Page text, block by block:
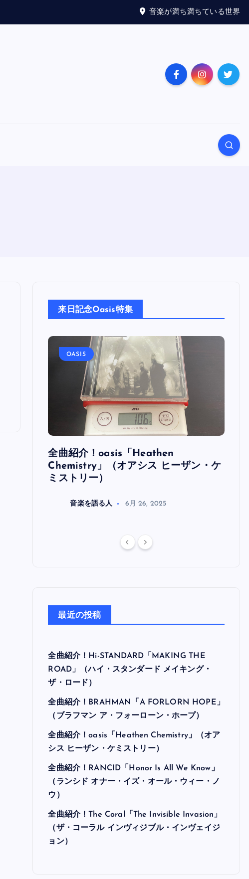
音楽が満ち満ちている世界
来日記念Oasis特集
OASIS
全曲紹介！oasis「Heathen
Chemistry」（オアシス ヒーザン・ケ
ミストリー）
音楽を語る人 6月 26, 2025
最近の投稿
全曲紹介！Hi-STANDARD「MAKING THE
ROAD」（ハイ・スタンダード メイキング・
ザ・ロード）
全曲紹介！BRAHMAN「A FORLORN HOPE」
（ブラフマン ア・フォーローン・ホープ）
全曲紹介！oasis「Heathen Chemistry」（オア
シス ヒーザン・ケミストリー）
全曲紹介！RANCID「Honor Is All We Know」
（ランシド オナー・イズ・オール・ウィー・ノ
ウ）
全曲紹介！The Coral「The Invisible Invasion」
（ザ・コーラル インヴィジブル・インヴェイジ
ョン）